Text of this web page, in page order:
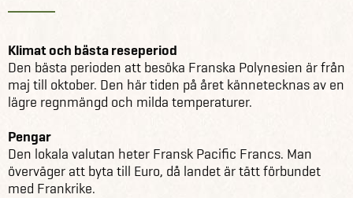
Klimat och bästa reseperiod
Den bästa perioden att besöka Franska Polynesien är från
maj till oktober. Den här tiden på året kännetecknas av en
lägre regnmängd och milda temperaturer.
Pengar
Den lokala valutan heter Fransk Pacific Francs. Man
överväger att byta till Euro, då landet är tätt förbundet
med Frankrike.